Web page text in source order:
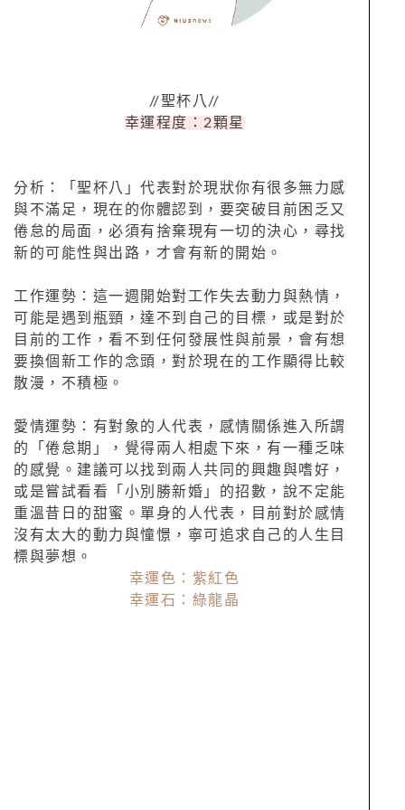
//聖杯八//
幸運程度：2顆星
分析：「聖杯八」代表對於現狀你有很多無力感
與不滿足，現在的你體認到，要突破目前困乏又
倦怠的局面，必須有捨棄現有一切的決心，尋找
新的可能性與出路，才會有新的開始。
工作運勢：這一週開始對工作失去動力與熱情，
可能是遇到瓶頸，達不到自己的目標，或是對於
目前的工作，看不到任何發展性與前景，會有想
要換個新工作的念頭，對於現在的工作顯得比較
散漫，不積極。
愛情運勢：有對象的人代表，感情關係進入所謂
的「倦怠期」，覺得兩人相處下來，有一種乏味
的感覺。建議可以找到兩人共同的興趣與嗜好，
或是嘗試看看「小別勝新婚」的招數，說不定能
重溫昔日的甜蜜。單身的人代表，目前對於感情
沒有太大的動力與憧憬，寧可追求自己的人生目
標與夢想。
幸運色：紫紅色
幸運石：綠龍晶